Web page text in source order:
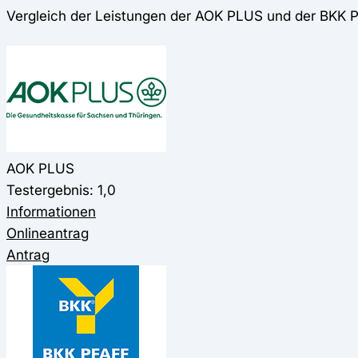
Vergleich der Leistungen der AOK PLUS und der BKK
AOK PLUS
Testergebnis: 1,0
Informationen
Onlineantrag
Antrag